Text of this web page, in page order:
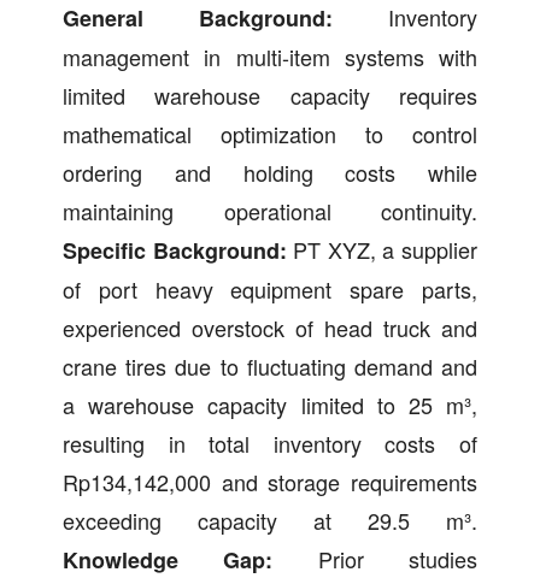
General Background: Inventory
management in multi-item systems with
limited warehouse capacity requires
mathematical optimization to control
ordering and holding costs while
maintaining operational continuity.
Specific Background: PT XYZ, a supplier
of port heavy equipment spare parts,
experienced overstock of head truck and
crane tires due to fluctuating demand and
a warehouse capacity limited to 25 m³,
resulting in total inventory costs of
Rp134,142,000 and storage requirements
exceeding capacity at 29.5 m³.
Knowledge Gap: Prior studies